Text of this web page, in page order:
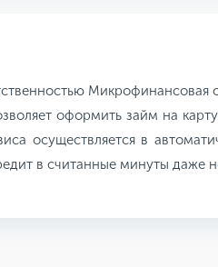
Микрофинансовая
оформить займ на
осуществляется в
в считанные минуты даже